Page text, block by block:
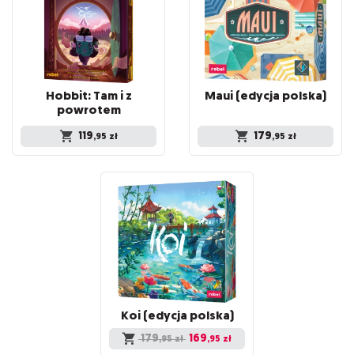
Hobbit: Tam i z
powrotem
119,95 zł
Maui(edycja polska)
179,95 zł
Koi (edycja polska)
179,95 zł 169,95 zł